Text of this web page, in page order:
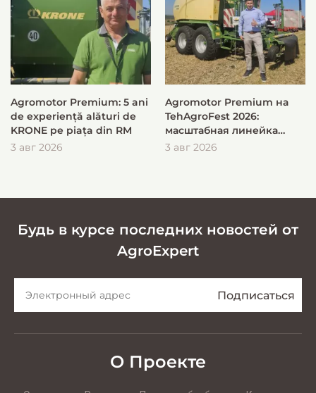
Agromotor Premium: 5 ani
de experiență alături de
KRONE pe piața din RM
3 авг 2026
Agromotor Premium на
TehAgroFest 2026:
масштабная линейка
KRONE для быстрой и
3 авг 2026
Будь в курсе последних новостей от
AgroExpert
О Проекте